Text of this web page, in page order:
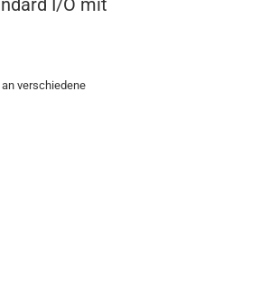
I/O mit
verschiedene